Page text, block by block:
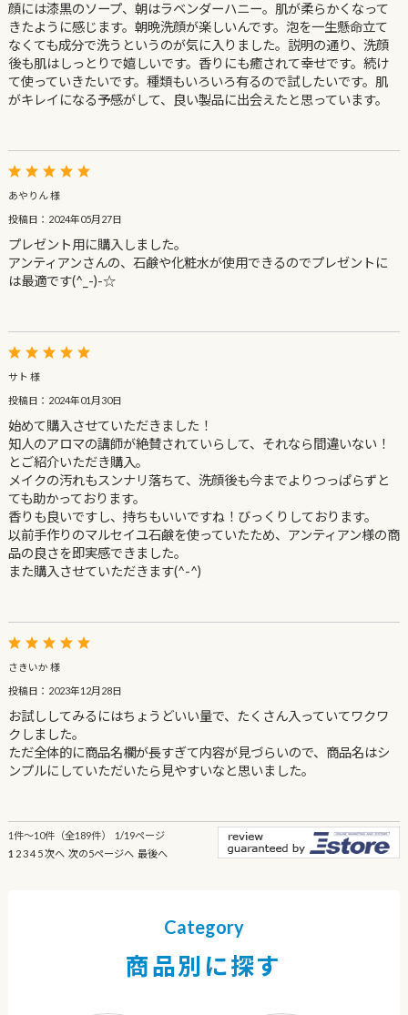
顔には漆黒のソープ、朝はラベンダーハニー。肌が柔らかくなって
きたように感じます。朝晩洗顔が楽しいんです。泡を一生懸命立て
なくても成分で洗うというのが気に入りました。説明の通り、洗顔
後も肌はしっとりで嬉しいです。香りにも癒されて幸せです。続け
て使っていきたいです。種類もいろいろ有るので試したいです。肌
がキレイになる予感がして、良い製品に出会えたと思っています。
あやりん 様
投稿日：2024年05月27日
プレゼント用に購入しました。
アンティアンさんの、石鹸や化粧水が使用できるのでプレゼントに
は最適です(^_-)-☆
サト 様
投稿日：2024年01月30日
始めて購入させていただきました！
知人のアロマの講師が絶賛されていらして、それなら間違いない！
とご紹介いただき購入。
メイクの汚れもスンナリ落ちて、洗顔後も今までよりつっぱらずと
ても助かっております。
香りも良いですし、持ちもいいですね！びっくりしております。
以前手作りのマルセイユ石鹸を使っていたため、アンティアン様の商
品の良さを即実感できました。
また購入させていただきます(^-^)
さきいか 様
投稿日：2023年12月28日
お試ししてみるにはちょうどいい量で、たくさん入っていてワクワ
クしました。
ただ全体的に商品名欄が長すぎて内容が見づらいので、商品名はシ
ンプルにしていただいたら見やすいなと思いました。
1件～10件（全189件） 1/19ページ
1 234 5次へ 次の5ページへ 最後へ
Category
商品別に探す